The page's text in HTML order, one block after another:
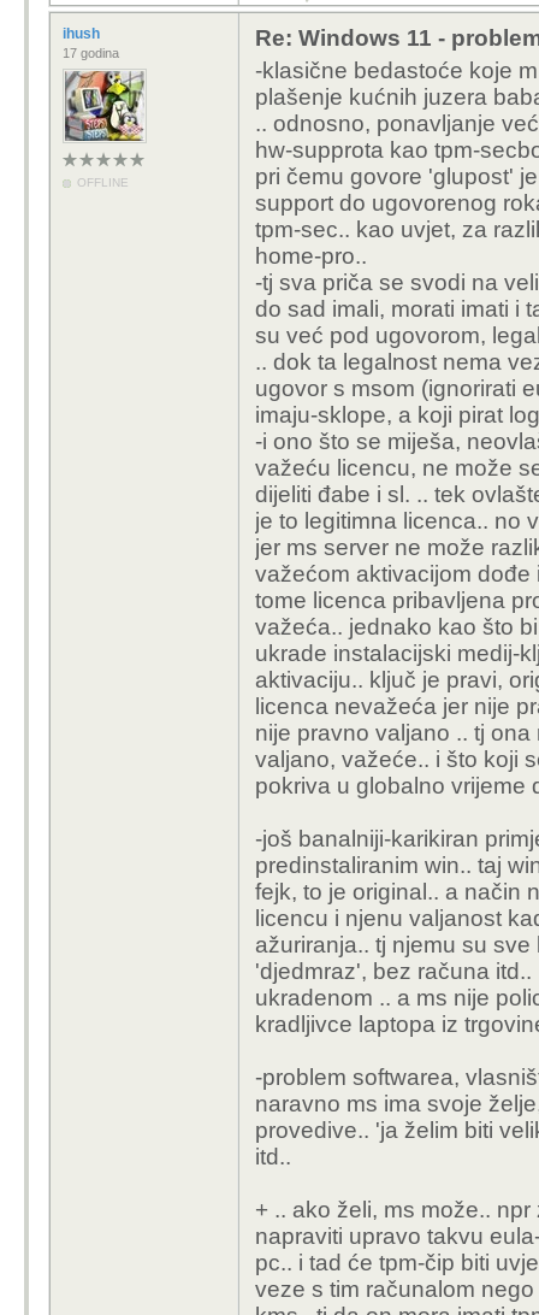
ihush
17 godina
OFFLINE
Re: Windows 11 -
-klasične bedastoće koje
plašenje kućnih juzera
.. odnosno, ponavljanje
hw-supprota kao tpm-
pri čemu govore 'glupost'
support do ugovorenog
tpm-sec.. kao uvjet, za
home-pro..
-tj sva priča se svodi na
do sad imali, morati imati i
su već pod ugovorom,
.. dok ta legalnost nema
ugovor s msom (ignorirati
imaju-sklope, a koji pirat
-i ono što se miješa,
važeću licencu, ne može
dijeliti đabe i sl. .. tek
je to legitimna licenca.. no
jer ms server ne može
važećom aktivacijom dođe
tome licenca pribavljena
važeća.. jednako kao što
ukrade instalacijski medij-
aktivaciju.. ključ je pravi,
licenca nevažeća jer nije
nije pravno valjano .. tj
valjano, važeće.. i što koji
pokriva u globalno vrijeme
-još banalniji-karikiran
predinstaliranim win.. taj
fejk, to je original.. a način
licencu i njenu valjanost
ažuriranja.. tj njemu su
'djedmraz', bez računa
ukradenom .. a ms nije
kradljivce laptopa iz
-problem softwarea,
naravno ms ima svoje
provedive.. 'ja želim biti
itd..
+ .. ako želi, ms može..
napraviti upravo takvu
pc.. i tad će tpm-čip biti
veze s tim računalom